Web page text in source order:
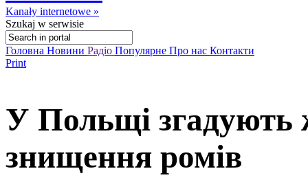
Kanały internetowe »
Szukaj w serwisie
Головна Новини Радіо Популярне Про нас Контакти
Print
У Польщі згадують
знищення ромів